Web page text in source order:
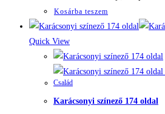
Kosárba teszem
Quick View
Család
Karácsonyi színező 174 oldal